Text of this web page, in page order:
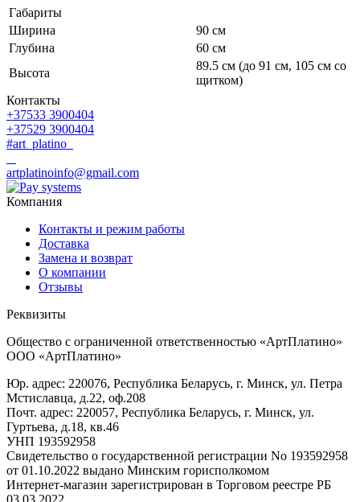
Габариты
Ширина
90 см
Глубина
60 см
Высота
89.5 см (до 91 см, 105 см со
щитком)
Контакты
+37533 3900404
+37529 3900404
#art_platino
artplatinoinfo@gmail.com
Компания
Контакты и режим работы
Доставка
Замена и возврат
О компании
Отзывы
Реквизиты
Общество с ограниченной ответственностью «АртПлатино»
ООО «АртПлатино»
Юр. адрес: 220076, Республика Беларусь, г. Минск, ул. Петра
Мстиславца, д.22, оф.208
Почт. адрес: 220057, Республика Беларусь, г. Минск, ул.
Гуртьева, д.18, кв.46
УНП 193592958
Свидетельство о государственной регистрации No 193592958
от 01.10.2022 выдано Минским горисполкомом
Интернет-магазин зарегистрирован в Торговом реестре РБ